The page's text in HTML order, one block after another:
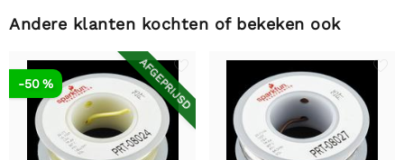
Andere klanten kochten of bekeken ook
AFGEPRIJSD
-50 %